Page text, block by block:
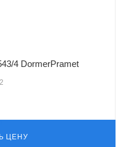
4 DormerPramet
ЦЕНУ